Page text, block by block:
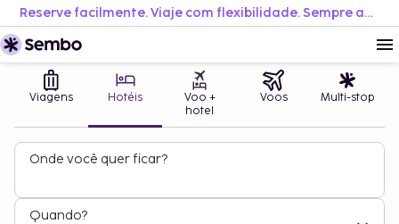
Reserve facilmente. Viaje com flexibilidade. Sempre ao melhor preço.
Viagens Hotéis
Voo +
hotel
Voos Multi-stop
Onde você quer ficar?
Quando?